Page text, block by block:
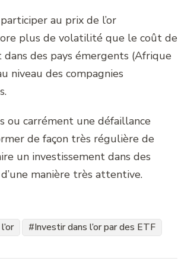
au prix de l’or
plus de volatilité que le coût de
dans des pays émergents (Afrique
niveau des compagnies
ou carrément une défaillance
de façon très régulière de
un investissement dans des
manière très attentive.
Investir dans l’or par des ETF